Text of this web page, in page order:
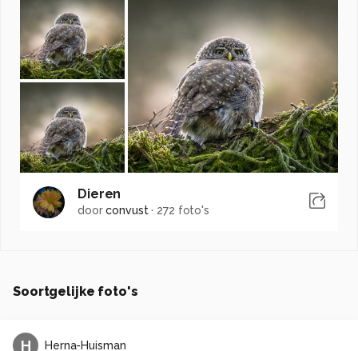
Dieren
doorconvust· 272 foto's
Soortgelijke foto's
H Herna-Huisman